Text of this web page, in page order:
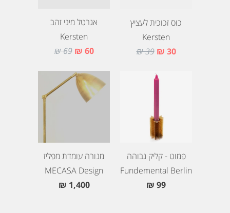
אגרטל מיני זהב
Kersten
60 ₪
69 ₪
כוס זכוכית לעציץ
Kersten
30 ₪
39 ₪
מנורה עומדת מפליז
MECASA Design
1,400 ₪
פמוט - קליק גבוהה
Fundemental Berlin
99 ₪